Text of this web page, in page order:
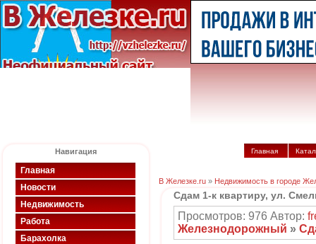
Навигация
Главная
Новости
Недвижимость
Работа
Барахолка
Главная
В Железке.ru » Недвижимость в городе
Сдам 1-к квартиру, ул.
Просмотров: 976 Автор:
Железнодорожный »